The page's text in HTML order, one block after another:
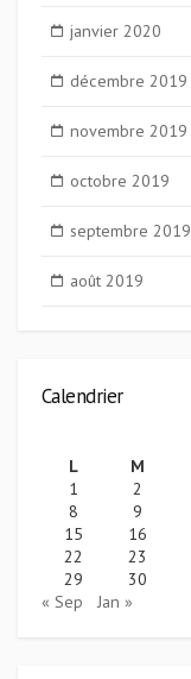
janvier 2020
décembre 2019
novembre 2019
octobre 2019
septembre 2019
août 2019
Calendrier
L
M
1
2
8
9
15
16
22
23
29
30
« Sep
Jan »